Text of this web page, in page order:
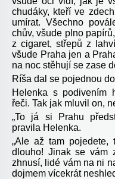
chudáky, kteří ve
umírat. Všechno
chův, všude plno
z cigaret, střepů z
všude Praha jen a
na noc stěhují se zase
Ríša dal se pojednou
Helenka s podivením
řeči. Tak jak mluvil on,
„To já si Prahu
pravila Helenka.
„Ale až tam pojedete,
dlouho! Jinak se vám
zhnusí, lidé vám na ni
dojmem vícekrát